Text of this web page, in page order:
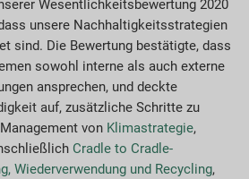
Wesentlichkeitsbewertung 2020
unsere Nachhaltigkeitsstrategien
sind. Die Bewertung bestätigte, dass
sowohl interne als auch externe
ansprechen, und deckte
auf, zusätzliche Schritte zu
von Klimastrategie,
Cradle to Cradle-
Wiederverwendung und Recycling,